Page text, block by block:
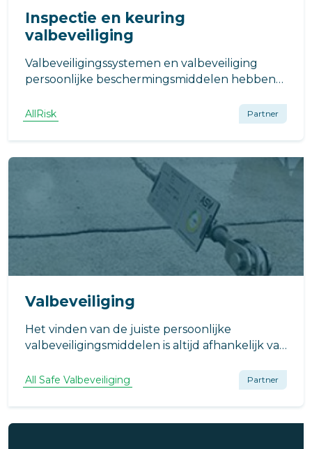
Inspectie en keuring
valbeveiliging
Valbeveiligingssystemen en valbeveiliging
persoonlijke beschermingsmiddelen hebben
betrouwbaarheid te garanderen. Wat moet de
AllRisk Partner
Valbeveiliging
Het vinden van de juiste persoonlijke
valbeveiligingsmiddelen is altijd afhankelijk van
All Safe Valbeveiliging Partner